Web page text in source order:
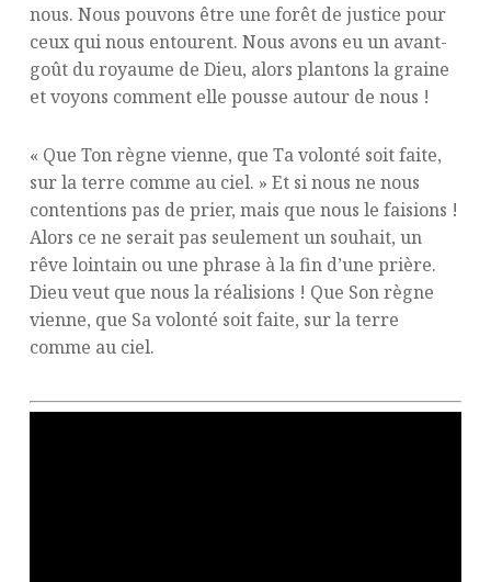
nous. Nous pouvons être une forêt de justice pour
ceux qui nous entourent. Nous avons eu un avant-
goût du royaume de Dieu, alors plantons la graine
et voyons comment elle pousse autour de nous !
« Que Ton règne vienne, que Ta volonté soit faite,
sur la terre comme au ciel. » Et si nous ne nous
contentions pas de prier, mais que nous le faisions !
Alors ce ne serait pas seulement un souhait, un
rêve lointain ou une phrase à la fin d’une prière.
Dieu veut que nous la réalisions ! Que Son règne
vienne, que Sa volonté soit faite, sur la terre
comme au ciel.